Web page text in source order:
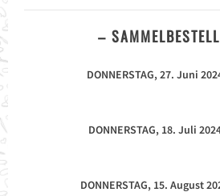
–
DONNERSTAG, 27. Juni
DONNERSTAG, 18. Juli
DONNERSTAG, 15. August